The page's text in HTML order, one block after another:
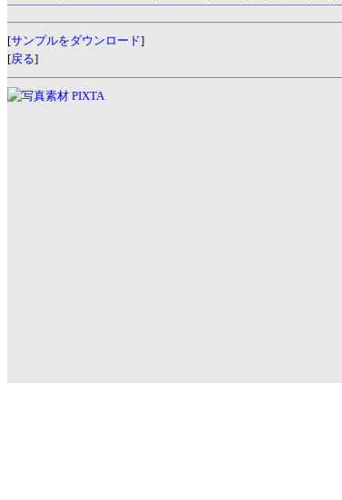
[サンプルをダウンロード]
[戻る]